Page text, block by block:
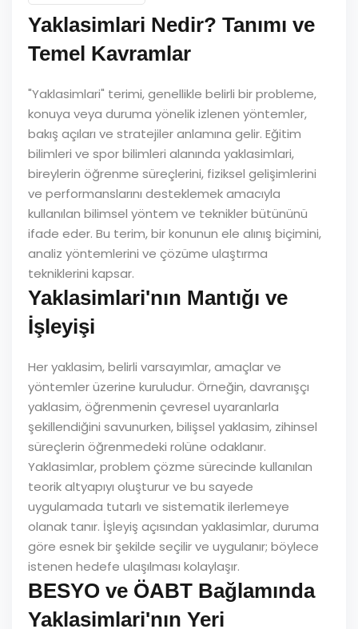
Yaklasimlari Nedir? Tanımı ve
Temel Kavramlar
"Yaklasimlari" terimi, genellikle belirli bir probleme,
konuya veya duruma yönelik izlenen yöntemler,
bakış açıları ve stratejiler anlamına gelir. Eğitim
bilimleri ve spor bilimleri alanında yaklasimlari,
bireylerin öğrenme süreçlerini, fiziksel gelişimlerini
ve performanslarını desteklemek amacıyla
kullanılan bilimsel yöntem ve teknikler bütününü
ifade eder. Bu terim, bir konunun ele alınış biçimini,
analiz yöntemlerini ve çözüme ulaştırma
tekniklerini kapsar.
Yaklasimlari'nın Mantığı ve
İşleyişi
Her yaklasim, belirli varsayımlar, amaçlar ve
yöntemler üzerine kuruludur. Örneğin, davranışçı
yaklasim, öğrenmenin çevresel uyaranlarla
şekillendiğini savunurken, bilişsel yaklasim, zihinsel
süreçlerin öğrenmedeki rolüne odaklanır.
Yaklasimlar, problem çözme sürecinde kullanılan
teorik altyapıyı oluşturur ve bu sayede
uygulamada tutarlı ve sistematik ilerlemeye
olanak tanır. İşleyiş açısından yaklasimlar, duruma
göre esnek bir şekilde seçilir ve uygulanır; böylece
istenen hedefe ulaşılması kolaylaşır.
BESYO ve ÖABT Bağlamında
Yaklasimlari'nın Yeri